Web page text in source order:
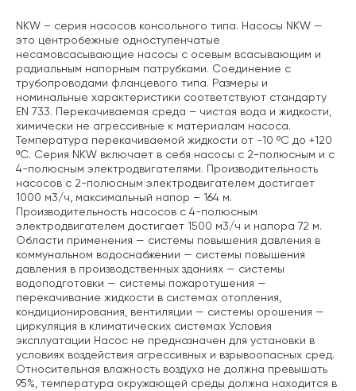
NKW – серия насосов консольного типа. Насосы NKW —
это центробежные одноступенчатые
несамовсасывающие насосы с осевым всасывающим и
радиальным напорным патрубками. Соединение с
трубопроводами фланцевого типа. Размеры и
номинальные характеристики соответствуют стандарту
EN 733. Перекачиваемая среда – чистая вода и жидкости,
химически не агрессивные к материалам насоса.
Температура перекачиваемой жидкости от -10 ºС до +120
ºС. Серия NKW включает в себя насосы с 2-полюсным и с
4-полюсным электродвигателями. Производительность
насосов с 2-полюсным электродвигателем достигает
1000 м3/ч, максимальный напор – 164 м.
Производительность насосов с 4-полюсным
электродвигателем достигает 1500 м3/ч и напора 72 м.
Области применения — системы повышения давления в
коммунальном водоснабжении — системы повышения
давления в производственных зданиях — системы
водоподготовки — системы пожаротушения —
перекачивание жидкости в системах отопления,
кондиционирования, вентиляции — системы орошения —
циркуляция в климатических системах Условия
эксплуатации Насос не предназначен для установки в
условиях воздействия агрессивных и взрывоопасных сред.
Относительная влажность воздуха не должна превышать
95%, температура окружающей среды должна находится в